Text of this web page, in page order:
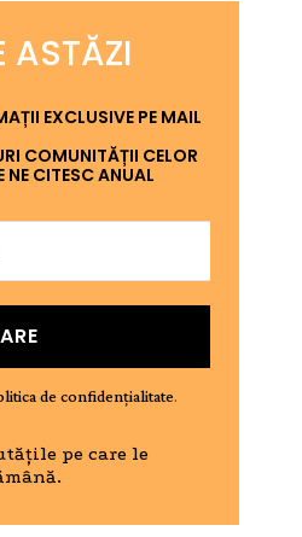
ASTĂZI
EXCLUSIVE PE MAIL
COMUNITĂȚII CELOR
CITESC ANUAL
de confidențialitate.
pe care le